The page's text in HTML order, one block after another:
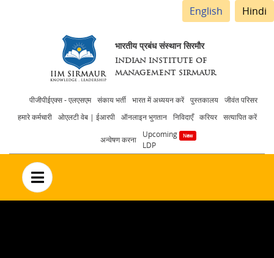
English Hindi
भारतीय प्रबंध संस्थान सिरमौर
INDIAN INSTITUTE OF
MANAGEMENT SIRMAUR
Header
menu
पीजीपीईएक्स - एलएसएम संकाय भर्ती भारत में अध्ययन करें पुस्तकालय
जीवंत परिसर
हमारे कर्मचारी
ओएलटी वेब | ईआरपी ऑनलाइन भुगतान निविदाएँ करियर सत्यापित करें
अन्वेषण करना
Upcoming
LDP
no text